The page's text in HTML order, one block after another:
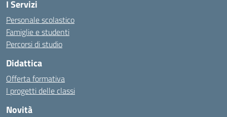
I Servizi
Personale scolastico
Famiglie e studenti
Percorsi di studio
Didattica
Offerta formativa
I progetti delle classi
Novità